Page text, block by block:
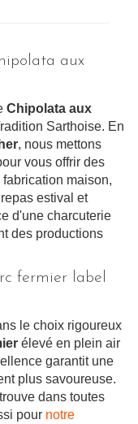
aux
Chipolata aux
Sarthoise. En
, nous mettons
vous offrir des
maison,
estival et
d'une charcuterie
des productions
fermier label
le choix rigoureux
élevé en plein air
garantit une
plus savoureuse.
dans toutes
pour notre